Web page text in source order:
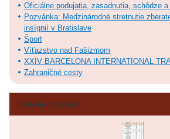
Oficiálne podujatia, zasadnutia, schôdze
Pozvánka: Medzinárodné stretnutie
insígnií v Bratislave
Šport
Víťazstvo nad Fašizmom
XXIV BARCELONA INTERNATIONAL
Zahraničné cesty
Posledné fotografie